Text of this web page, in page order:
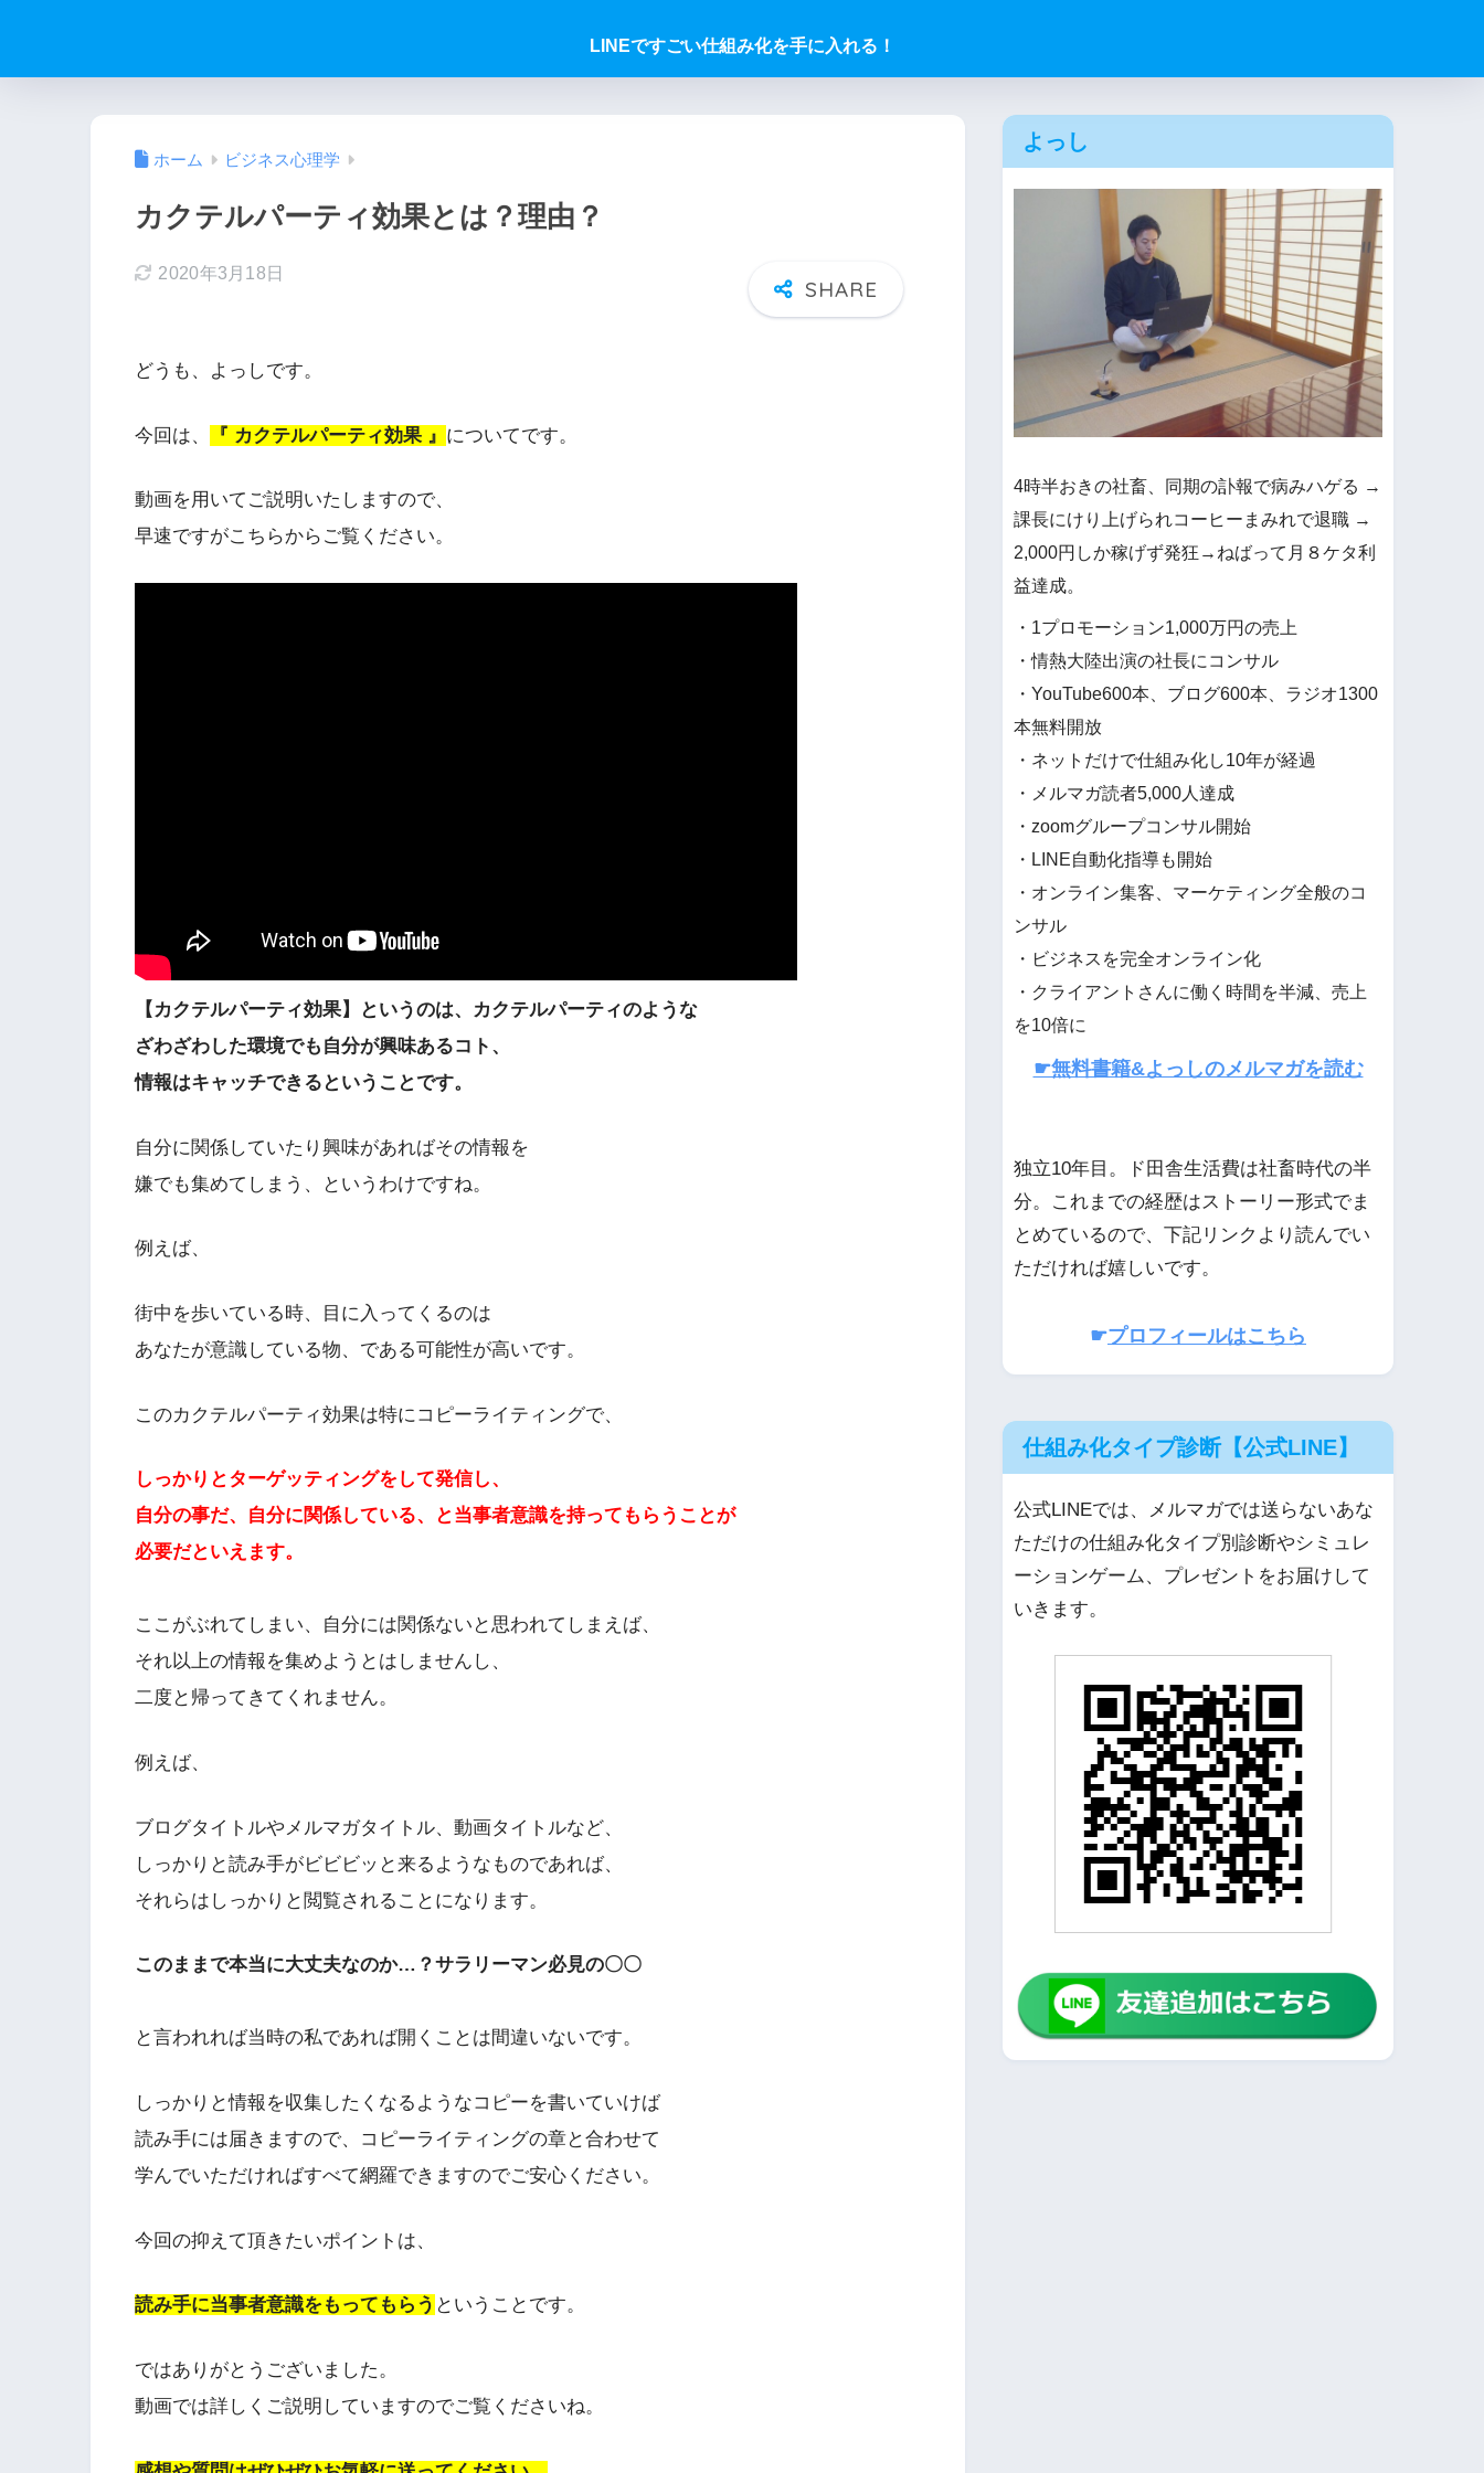
LINEですごい仕組み化を手に入れる！
ホーム ビジネス心理学
カクテルパーティ効果とは？理由？
2020年3月18日
どうも、よっしです。
今回は、 『 カクテルパーティ効果 』 についてです。
動画を用いてご説明いたしますので、
早速ですがこちらからご覧ください。
【カクテルパーティ効果】というのは、カクテルパーティのような
ざわざわした環境でも自分が興味あるコト、
情報はキャッチできるということです。
自分に関係していたり興味があればその情報を
嫌でも集めてしまう、というわけですね。
例えば、
街中を歩いている時、目に入ってくるのは
あなたが意識している物、である可能性が高いです。
このカクテルパーティ効果は特にコピーライティングで、
しっかりとターゲッティングをして発信し、
自分の事だ、自分に関係している、と当事者意識を持ってもらうことが
必要だといえます。
ここがぶれてしまい、自分には関係ないと思われてしまえば、
それ以上の情報を集めようとはしませんし、
二度と帰ってきてくれません。
例えば、
ブログタイトルやメルマガタイトル、動画タイトルなど、
しっかりと読み手がビビビッと来るようなものであれば、
それらはしっかりと閲覧されることになります。
このままで本当に大丈夫なのか…？サラリーマン必見の〇〇
と言われれば当時の私であれば開くことは間違いないです。
しっかりと情報を収集したくなるようなコピーを書いていけば
読み手には届きますので、コピーライティングの章と合わせて
学んでいただければすべて網羅できますのでご安心ください。
今回の抑えて頂きたいポイントは、
読み手に当事者意識をもってもらう ということです。
ではありがとうございました。
動画では詳しくご説明していますのでご覧くださいね。
よっし
4時半おきの社畜、同期の訃報で病みハゲる →
課長にけり上げられコーヒーまみれで退職 →
2,000円しか稼げず発狂→ねばって月８ケタ利
益達成。
・1プロモーション1,000万円の売上
・情熱大陸出演の社長にコンサル
・YouTube600本、ブログ600本、ラジオ1300
本無料開放
・ネットだけで仕組み化し10年が経過
・メルマガ読者5,000人達成
・zoomグループコンサル開始
・LINE自動化指導も開始
・オンライン集客、マーケティング全般のコ
ンサル
・ビジネスを完全オンライン化
・クライアントさんに働く時間を半減、売上
を10倍に
☛無料書籍&よっしのメルマガを読む
独立10年目。ド田舎生活費は社畜時代の半
分。これまでの経歴はストーリー形式でま
とめているので、下記リンクより読んでい
ただければ嬉しいです。
☛プロフィールはこちら
仕組み化タイプ診断【公式LINE】
公式LINEでは、メルマガでは送らないあな
ただけの仕組み化タイプ別診断やシミュレ
ーションゲーム、プレゼントをお届けして
いきます。